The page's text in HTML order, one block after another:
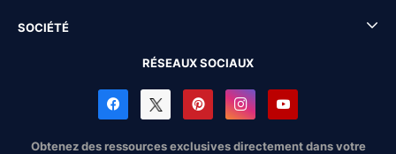
SOCIÉTÉ
RÉSEAUX SOCIAUX
Obtenez des ressources exclusives directement dans votre